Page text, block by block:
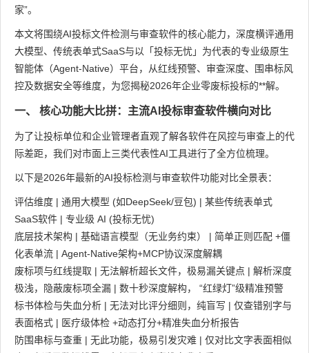
家”。
本文将围绕AI投标文件检测与审查软件的核心能力，深度横评通用
大模型、传统表单式SaaS与以「投标无忧」为代表的专业级原生
智能体（Agent-Native）平台，从红线预警、审查深度、围串标风
控及数据安全等维度，为您揭秘2026年企业零废标投标的**解。
一、 核心功能大比拼：主流AI投标审查软件横向对比
为了让投标单位和企业管理者直观了解各软件在风控与审查上的代
际差距，我们对市面上三类代表性AI工具进行了全方位梳理。
以下是2026年最新的AI投标检测与审查软件功能对比全景表：
评估维度 | 通用大模型 (如DeepSeek/豆包) | 某些传统表单式
SaaS软件 | 专业级 AI (投标无忧)
底层技术架构 | 基础语言模型（无业务约束） | 简单正则匹配 +僵
化表单流 | Agent-Native架构+MCP协议深度解耦
废标项与红线提取 | 无法解析超长文件，极易漏关键点 | 解析深度
极浅，隐蔽废标项全漏 | 数十秒深度解构， “红绿灯”级精准预警
标书体检与失血分析 | 无法对比评分细则，纯盲写 | 仅查错别字与
表面格式 | 医疗级体检 +动态打分+精准失血分析报告
防围串标与查重 | 无此功能，极易引发灾难 | 仅对比文字表面相似